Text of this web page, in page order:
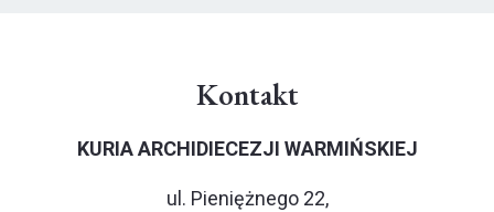
Kontakt
KURIA ARCHIDIECEZJI WARMIŃSKIEJ
ul. Pieniężnego 22,